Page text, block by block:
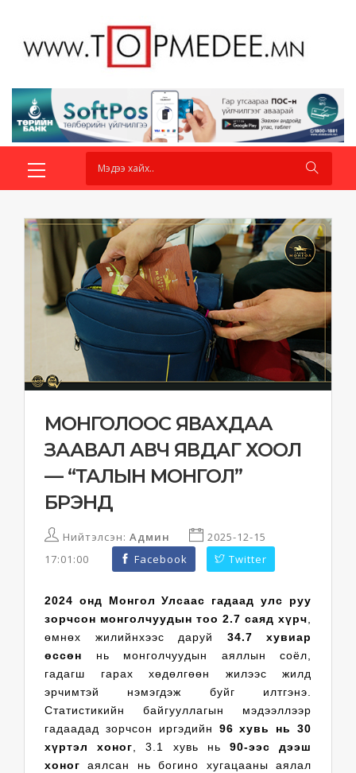
МОНГОЛООС ЯВАХДАА
ЗААВАЛ АВЧ ЯВДАГ ХООЛ
— “ТАЛЫН МОНГОЛ”
БРЭНД
Нийтэлсэн: Админ
2025-12-15
17:01:00
Facebook Twitter
2024 онд Монгол Улсаас гадаад улс руу
зорчсон монголчуудын тоо 2.7 саяд хүрч,
өмнөх жилийнхээс даруй 34.7 хувиар
өссөн нь монголчуудын аяллын соёл,
гадагш гарах хөдөлгөөн жилээс жилд
эрчимтэй нэмэгдэж буйг илтгэнэ.
Статистикийн байгууллагын мэдээллээр
гадаадад зорчсон иргэдийн 96 хувь нь 30
хүртэл хоног, 3.1 хувь нь 90-ээс дээш
хоног аялсан нь богино хугацааны аялал